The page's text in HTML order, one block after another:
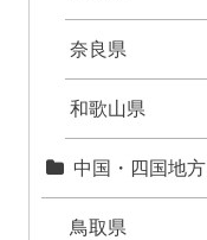
奈良県
和歌山県
中国・四国地方
鳥取県